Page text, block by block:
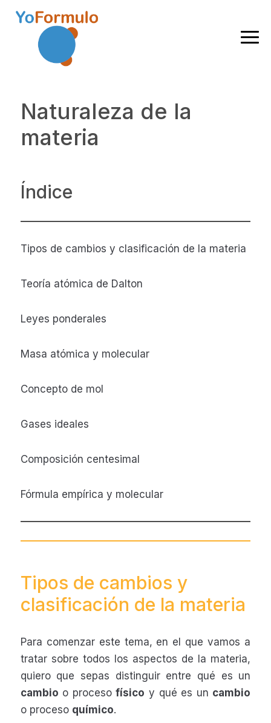
Saltar
navegación
Saltar
contenido
principal
Saltar
Saltar
Formulación
química
nomenclatura
Naturaleza de la
materia
Índice
Tipos de cambios y clasificación de la materia
Teoría atómica de Dalton
Leyes ponderales
Masa atómica y molecular
Concepto de mol
Gases ideales
Composición centesimal
Fórmula empírica y molecular
Tipos de cambios y
clasificación de la materia
Para comenzar este tema, en el que vamos a
tratar sobre todos los aspectos de la materia,
quiero que sepas distinguir entre qué es un
cambio o procesofísico y qué es un cambio
o proceso químico.